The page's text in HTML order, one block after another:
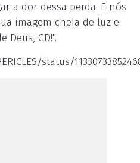
a dor dessa perda. E nós
imagem cheia de luz e
Deus, GD!".
status/